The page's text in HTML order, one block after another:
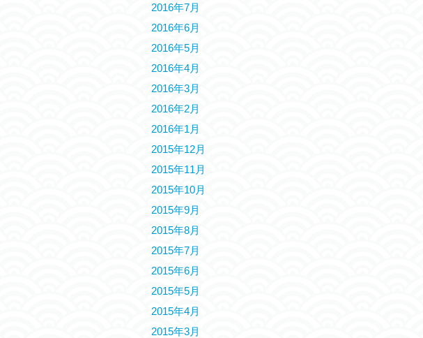
2016年7月
2016年6月
2016年5月
2016年4月
2016年3月
2016年2月
2016年1月
2015年12月
2015年11月
2015年10月
2015年9月
2015年8月
2015年7月
2015年6月
2015年5月
2015年4月
2015年3月